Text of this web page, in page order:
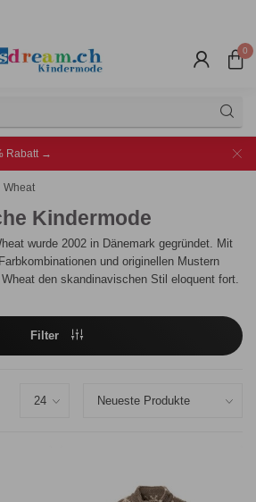
0
Rabatt →
Wheat
Kindermode
wurde 2002 in Dänemark gegründet. Mit
und originellen Mustern
den skandinavischen Stil eloquent fort.
Filter